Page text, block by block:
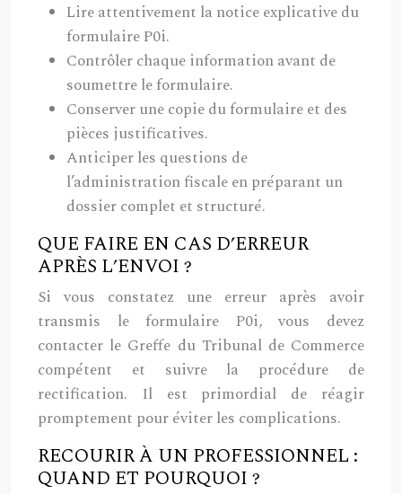
Lire attentivement la notice explicative du
formulaire P0i.
Contrôler chaque information avant de
soumettre le formulaire.
Conserver une copie du formulaire et des
pièces justificatives.
Anticiper les questions de
l’administration fiscale en préparant un
dossier complet et structuré.
QUE FAIRE EN CAS D’ERREUR
APRÈS L’ENVOI ?
Si vous constatez une erreur après avoir
transmis le formulaire P0i, vous devez
contacter le Greffe du Tribunal de Commerce
compétent et suivre la procédure de
rectification. Il est primordial de réagir
promptement pour éviter les complications.
RECOURIR À UN PROFESSIONNEL :
QUAND ET POURQUOI ?